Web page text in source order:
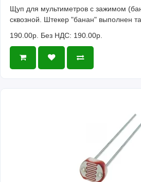
Щуп для мультиметров с зажимом
сквозной. Штекер "банан" выполнен
190.00р. Без НДС: 190.00р.